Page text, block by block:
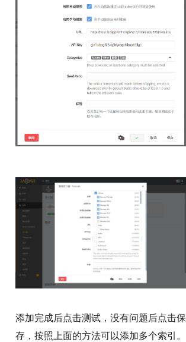
添加完成后点击测试，没有问题后点击保
存，按照上面的方法可以添加多个索引。